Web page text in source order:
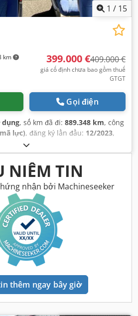
1 / 15
km 399.000 €409.000 €
giá cố định chưa bao gồm thuế
GTGT
Gọi điện
dụng, số km đã đi: 889.348 km, công
lực), đăng ký lần đầu: 12/2023,
, số chỗ ngồi:
mục khí thải:Euro 6, màu sắc:
tốc , Năm sản xuất: 2023
bằng điện tử (ESP), hệ thống
khóa trung tâm, kiểm soát
lực kéo, trợ lực lái, điều hòa không
NIÊM TIN
nhận bởi Machineseeker
thêm ngay bây giờ